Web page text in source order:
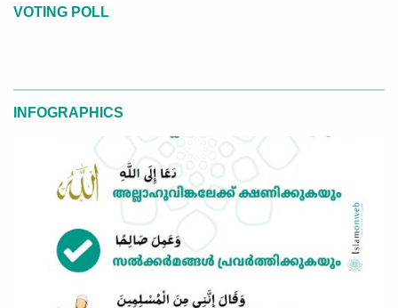
VOTING POLL
INFOGRAPHICS